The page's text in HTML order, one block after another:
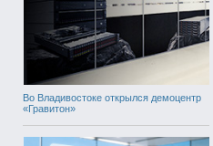
Во Владивостоке открылся демоцентр
«Гравитон»